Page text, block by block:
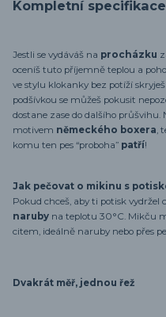
Kompletní specifikace
Jestli se vydáváš na procházku
oceníš tuto příjemně teplou a
ve stylu klokanky bez potíží
podšívkou se můžeš pokusit
dostane zase do dalšího
motivem německého boxera,
komu ten pes “proboha” patří!
Jak pečovat o mikinu s
Pokud chceš, aby ti potisk vydržel
naruby na teplotu 30°C. Mikču
citem, ideálně naruby nebo přes
Dvakrát měř, jednou řež